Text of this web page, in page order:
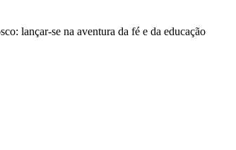
lançar-se na aventura da fé e da educação